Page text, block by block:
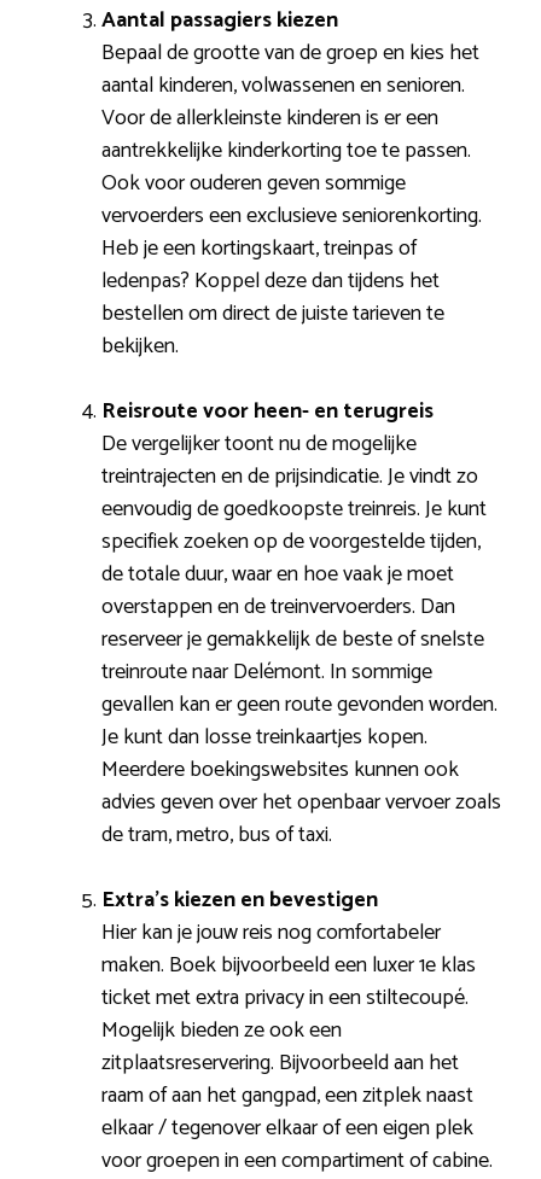
Aantal passagiers kiezen
Bepaal de grootte van de groep en kies het
aantal kinderen, volwassenen en senioren.
Voor de allerkleinste kinderen is er een
aantrekkelijke kinderkorting toe te passen.
Ook voor ouderen geven sommige
vervoerders een exclusieve seniorenkorting.
Heb je een kortingskaart, treinpas of
ledenpas? Koppel deze dan tijdens het
bestellen om direct de juiste tarieven te
bekijken.
Reisroute voor heen- en terugreis
De vergelijker toont nu de mogelijke
treintrajecten en de prijsindicatie. Je vindt zo
eenvoudig de goedkoopste treinreis. Je kunt
specifiek zoeken op de voorgestelde tijden,
de totale duur, waar en hoe vaak je moet
overstappen en de treinvervoerders. Dan
reserveer je gemakkelijk de beste of snelste
treinroute naar Delémont. In sommige
gevallen kan er geen route gevonden worden.
Je kunt dan losse treinkaartjes kopen.
Meerdere boekingswebsites kunnen ook
advies geven over het openbaar vervoer zoals
de tram, metro, bus of taxi.
Extra’s kiezen en bevestigen
Hier kan je jouw reis nog comfortabeler
maken. Boek bijvoorbeeld een luxer 1e klas
ticket met extra privacy in een stiltecoupé.
Mogelijk bieden ze ook een
zitplaatsreservering. Bijvoorbeeld aan het
raam of aan het gangpad, een zitplek naast
elkaar / tegenover elkaar of een eigen plek
voor groepen in een compartiment of cabine.